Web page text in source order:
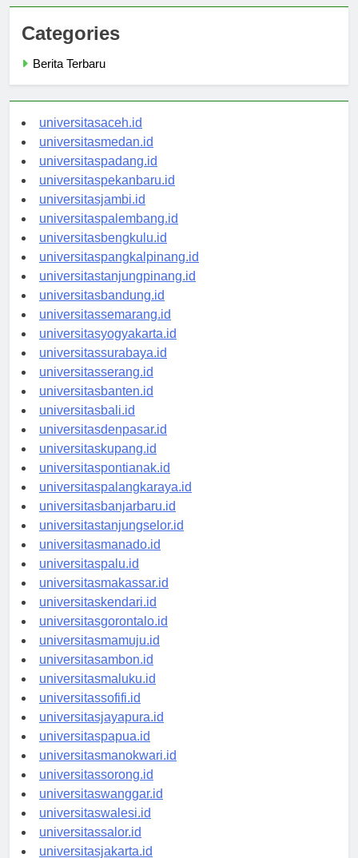
Categories
universitasaceh.id
universitasmedan.id
universitaspadang.id
universitaspekanbaru.id
universitasjambi.id
universitaspalembang.id
universitasbengkulu.id
universitaspangkalpinang.id
universitastanjungpinang.id
universitasbandung.id
universitassemarang.id
universitasyogyakarta.id
universitassurabaya.id
universitasserang.id
universitasbanten.id
universitasbali.id
universitasdenpasar.id
universitaskupang.id
universitaspontianak.id
universitaspalangkaraya.id
universitasbanjarbaru.id
universitastanjungselor.id
universitasmanado.id
universitaspalu.id
universitasmakassar.id
universitaskendari.id
universitasgorontalo.id
universitasmamuju.id
universitasambon.id
universitasmaluku.id
universitassofifi.id
universitasjayapura.id
universitaspapua.id
universitasmanokwari.id
universitassorong.id
universitaswanggar.id
universitaswalesi.id
universitassalor.id